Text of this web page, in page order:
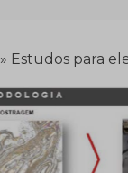
» Estudos para